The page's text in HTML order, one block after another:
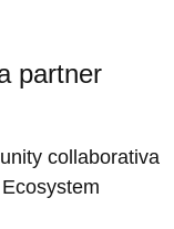
partner
collaborativa